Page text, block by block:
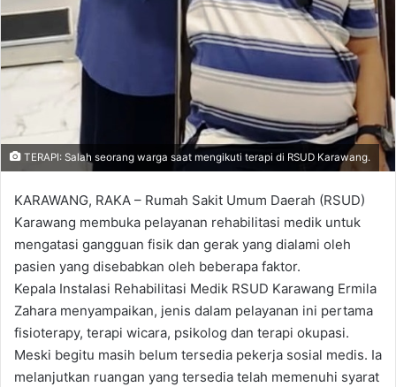
TERAPI: Salah seorang warga saat mengikuti terapi di RSUD Karawang.
KARAWANG, RAKA – Rumah Sakit Umum Daerah (RSUD)
Karawang membuka pelayanan rehabilitasi medik untuk
mengatasi gangguan fisik dan gerak yang dialami oleh
pasien yang disebabkan oleh beberapa faktor.
Kepala Instalasi Rehabilitasi Medik RSUD Karawang Ermila
Zahara menyampaikan, jenis dalam pelayanan ini pertama
fisioterapy, terapi wicara, psikolog dan terapi okupasi.
Meski begitu masih belum tersedia pekerja sosial medis. Ia
melanjutkan ruangan yang tersedia telah memenuhi syarat